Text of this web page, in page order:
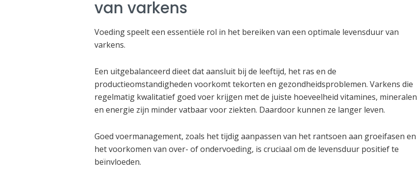
van varkens
Voeding speelt een essentiële rol in het bereiken van een optimale levensduur van
varkens.
Een uitgebalanceerd dieet dat aansluit bij de leeftijd, het ras en de
productieomstandigheden voorkomt tekorten en gezondheidsproblemen. Varkens die
regelmatig kwalitatief goed voer krijgen met de juiste hoeveelheid vitamines, mineralen
en energie zijn minder vatbaar voor ziekten. Daardoor kunnen ze langer leven.
Goed voermanagement, zoals het tijdig aanpassen van het rantsoen aan groeifasen en
het voorkomen van over- of ondervoeding, is cruciaal om de levensduur positief te
beïnvloeden.